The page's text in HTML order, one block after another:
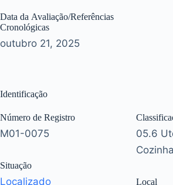
Data da Avaliação/Referências
Cronológicas
outubro 21, 2025
Identificação
Número de Registro
M01-0075
Situação
Localizado
05.6
Local